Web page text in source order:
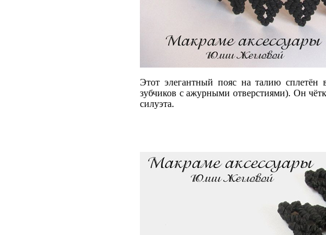
Этот элегантный пояс на талию сплетён
зубчиков с ажурными отверстиями). Он
силуэта.